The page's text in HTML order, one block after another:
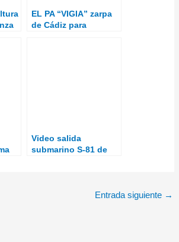
EL PA “VIGIA” zarpa
de Cádiz para
Video salida
submarino S-81 de
Entrada siguiente →